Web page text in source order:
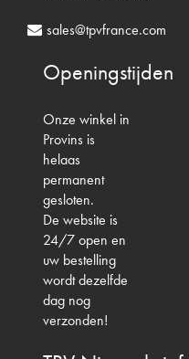
sales@tpvfrance.com
Openingstijden
Onze winkel in
Provins is
helaas
permanent
gesloten.
De website is
24/7 open en
uw bestelling
wordt dezelfde
dag nog
verzonden!